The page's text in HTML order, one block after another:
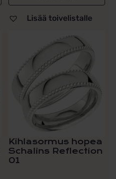
Lisää toivelistalle
Kihlasormus hopea
Schalins Reflection
01